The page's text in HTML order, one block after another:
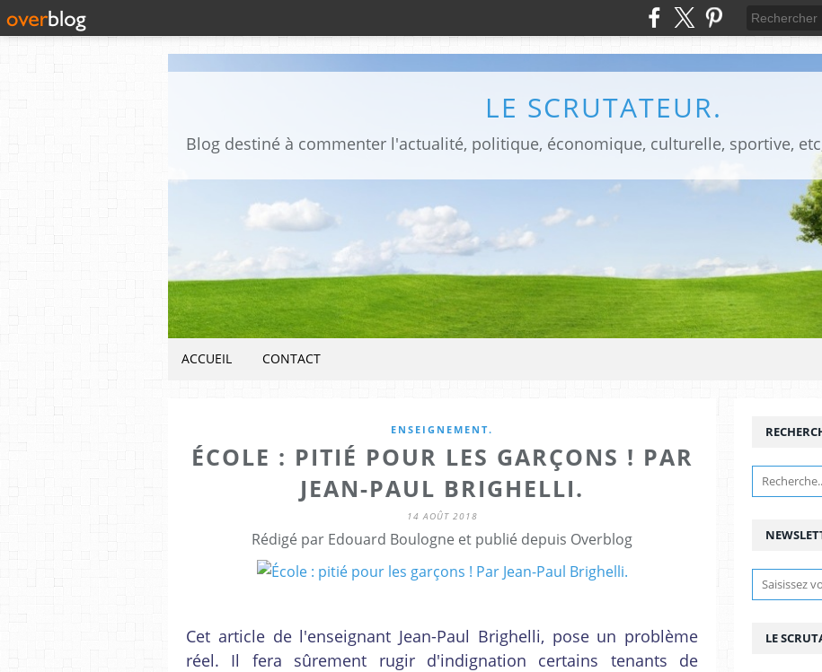
LE SCRUTATEUR.
ACCUEIL CONTACT
ENSEIGNEMENT.
ÉCOLE : PITIÉ POUR LES GARÇONS ! PAR
JEAN-PAUL BRIGHELLI.
14 AOÛT 2018
Rédigé par Edouard Boulogne et publié depuis Overblog
Cet article de l'enseignant Jean-Paul Brighelli, pose un problème
réel. Il fera sûrement rugir d'indignation certains tenants de
LE